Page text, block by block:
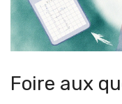
Foire aux